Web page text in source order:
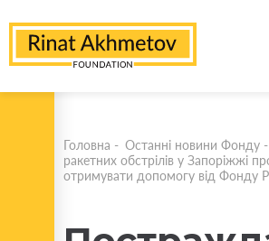
Головна - Останні новини Фонду -
ракетних обстрілів у Запоріжжі
отримувати допомогу від Фонду